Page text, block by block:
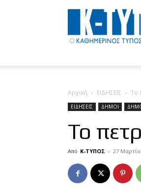
Κ-
ΤΥΠΟΣ
Αρχική ΕΙΔΗΣΕΙΣ Το
ΕΙΔΗΣΕΙΣ ΔΗΜΟΙ
Το
Από Κ-ΤΥΠΟΣ - 27